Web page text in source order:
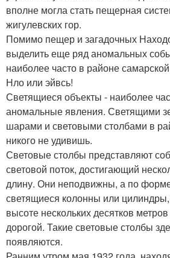
вполне могла стать пещерная
жигулевских гор.
Помимо пещер и загадочных
выделить еще ряд аномальных
наиболее часто в районе
Нло или эйвсь!
Светящиеся объекты - наиболее
аномальные явления. Светящими
шарами и световыми столбами в
никого не удивишь.
Световые столбы представляют
световой поток, достигающий
длину. Они неподвижны, а по
светящиеся колонны или
высоте нескольких десятков
дорогой. Такие световые столбы
появляются.